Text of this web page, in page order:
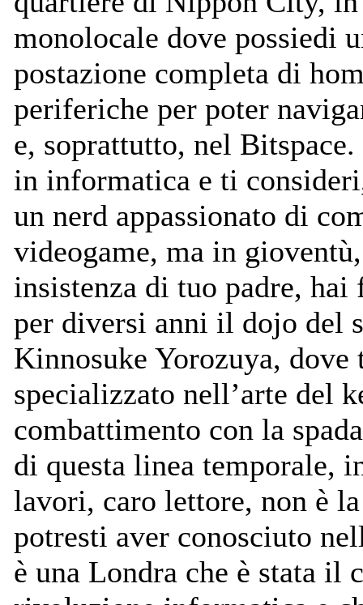
monolocale dove possiedi
postazione completa di
periferiche per poter
e, soprattutto, nel
in informatica e ti
un nerd appassionato di
videogame, ma in
insistenza di tuo padre, hai
per diversi anni il dojo del
Kinnosuke Yorozuya, dove
specializzato nell’arte del
combattimento con la
di questa linea temporale,
lavori, caro lettore, non è
potresti aver conosciuto
è una Londra che è stata il